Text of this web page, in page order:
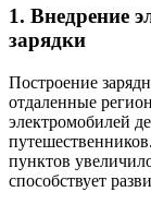
1. Внедрение
зарядки
Построение
отдаленные
электромобилей
пунктов
способствует